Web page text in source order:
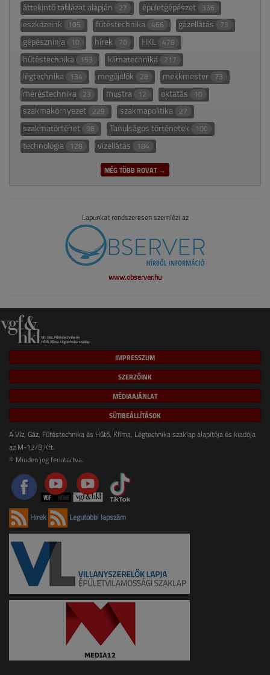
áttekintő táblázat alapján 27 épületgépészet 336
eszközeink 105 fűtéstechnika 466 gázellátás 73
gépészninja 10 hírek 70 HKL 478
hűtéstechnika 153 klímatechnika 217
légtechnika 134 megújulók 28 mekkmester 73
méréstechnika 23 mustra 12 oktatás 10
szakmakörnyezet 229 szakmapolitika 27
szakmatörténet 98 Tanulságos történetek 100
technológia 128 vízellátás 184
MÉG TÖBB ROVAT →
Lapunkat rendszeresen szemlézi az
www.observer.hu
IMPRESSZUM
SZERZŐINK
MÉDIAAJÁNLAT
SÜTIBEÁLLÍTÁSOK
A Víz, Gáz, Fűtéstechnika és Hűtő, Klíma, Légtechnika szaklap alapítója és kiadója
az M-12/B Kft.
© Minden jog fenntartva.
Hírek Legutóbbi lapszám